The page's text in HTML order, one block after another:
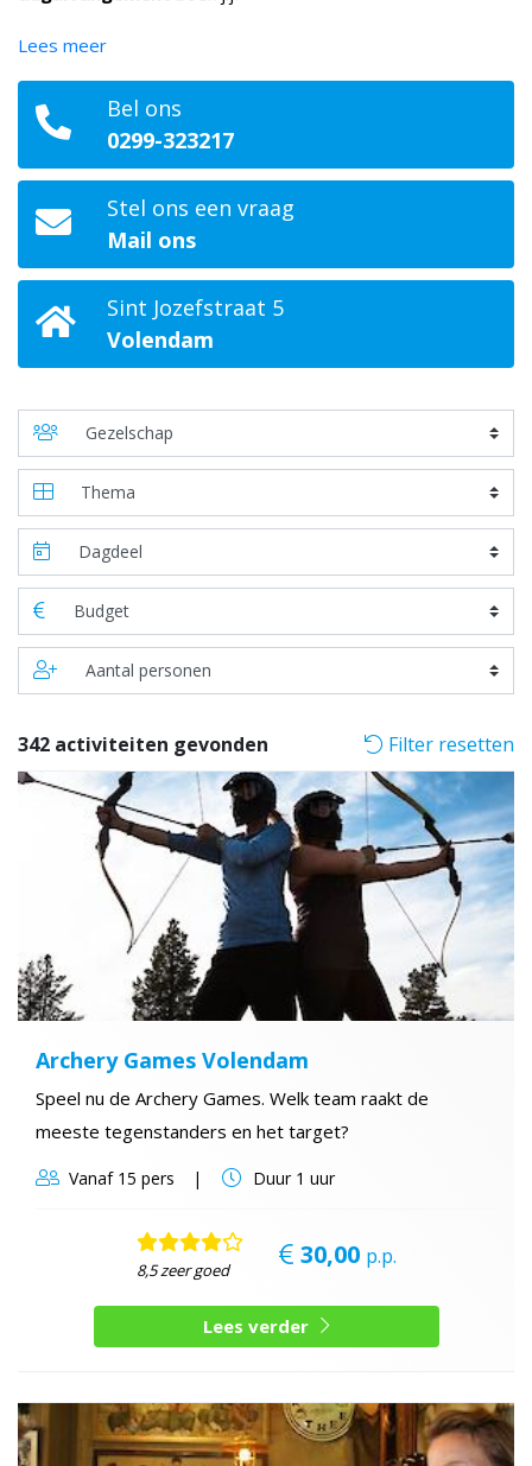
Bel ons
0299-323217
Stel ons een vraag
Mail ons
Sint Jozefstraat 5
Volendam
Lees meer
342 activiteiten gevonden Filter resetten
Archery Games Volendam
Speel nu de Archery Games. Welk team raakt de
meeste tegenstanders en het target?
Vanaf15 pers Duur1 uur
8,5 zeer goed 30,00 p.p.
Lees verder